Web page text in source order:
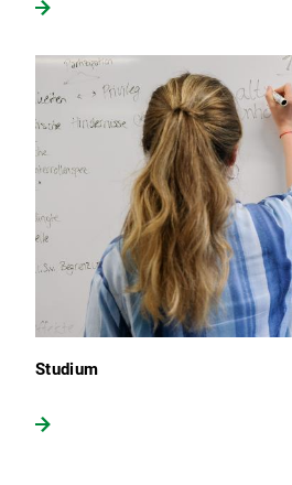
Studium